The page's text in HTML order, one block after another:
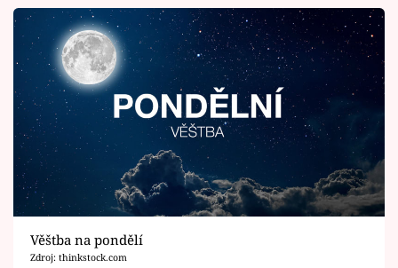
Celebrity
Vztahy
Seriály
Horoskopy
Sledujte prima+
Filmový festival Karlovy Vary
Věštba na pondělí
Zdroj: thinkstock.com